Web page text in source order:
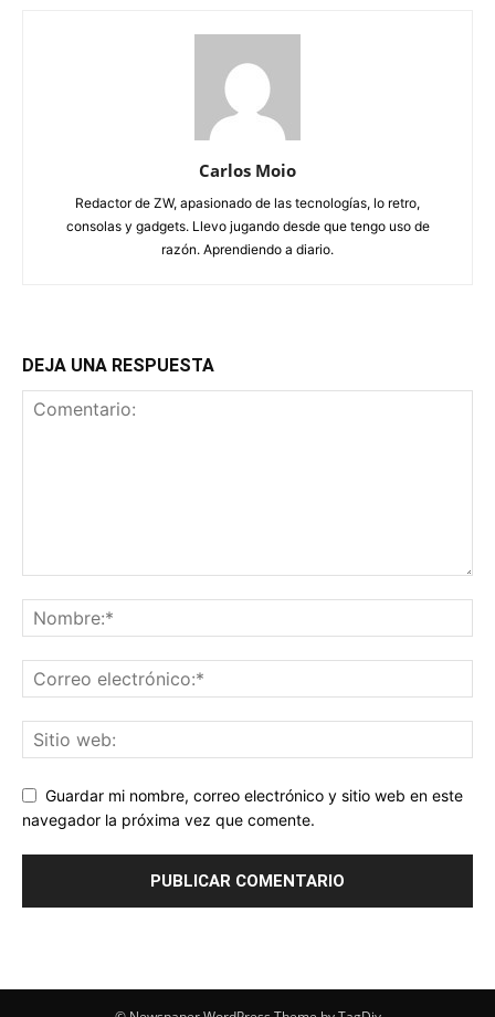
Carlos Moio
Redactor de ZW, apasionado de las tecnologías, lo retro,
consolas y gadgets. Llevo jugando desde que tengo uso de
razón. Aprendiendo a diario.
DEJA UNA RESPUESTA
Guardar mi nombre, correo electrónico y sitio web en este
navegador la próxima vez que comente.